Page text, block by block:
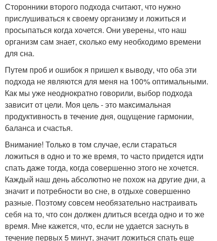
Сторонники второго подхода считают, что нужно
прислушиваться к своему организму и ложиться и
просыпаться когда хочется. Они уверены, что наш
организм сам знает, сколько ему необходимо времени
для сна.
Путем проб и ошибок я пришел к выводу, что оба эти
подхода не являются для меня на 100% оптимальными.
Как мы уже неоднократно говорили, выбор подхода
зависит от цели. Моя цель - это максимальная
продуктивность в течение дня, ощущение гармонии,
баланса и счастья.
Внимание! Только в том случае, если стараться
ложиться в одно и то же время, то часто придется идти
спать даже тогда, когда совершенно этого не хочется.
Каждый наш день абсолютно не похож на другие дни, а
значит и потребности во сне, в отдыхе совершенно
разные. Поэтому совсем необязательно настраивать
себя на то, что сон должен длиться всегда одно и то же
время. Мне кажется, что, если не удается заснуть в
течение первых 5 минут, значит ложиться спать еще